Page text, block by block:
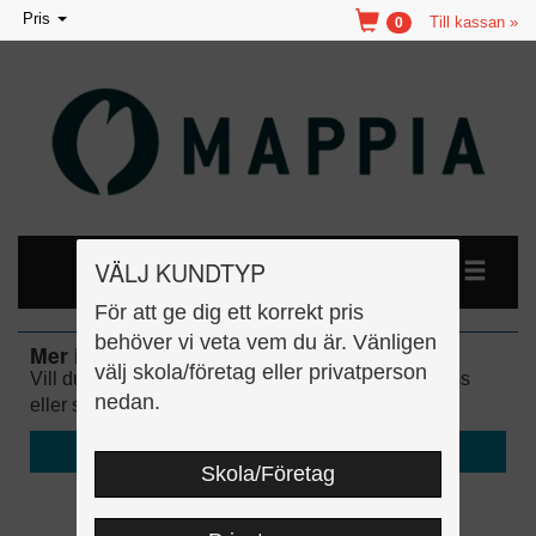
VÄLJ KUNDTYP
För att ge dig ett korrekt pris
behöver vi veta vem du är. Vänligen
välj skola/företag eller privatperson
nedan.
Skola/Företag
Toggle
navigation
Pris Till kassan »
0
Mer information
Vill du läsa mer om hur läromedlen fungerar, om oss
eller se föreläsningar?
» Besök vår hemsida …